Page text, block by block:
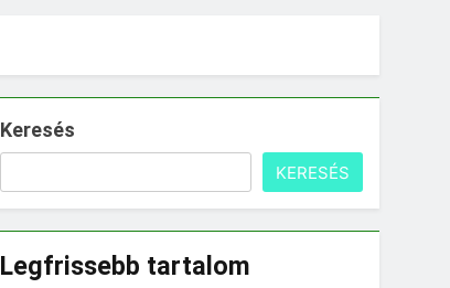
Keresés
KERESÉS
Legfrissebb tartalom